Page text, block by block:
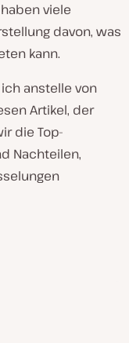
viele
davon, was
kann.
ich anstelle von
Artikel, der
die Top-
Nachteilen,